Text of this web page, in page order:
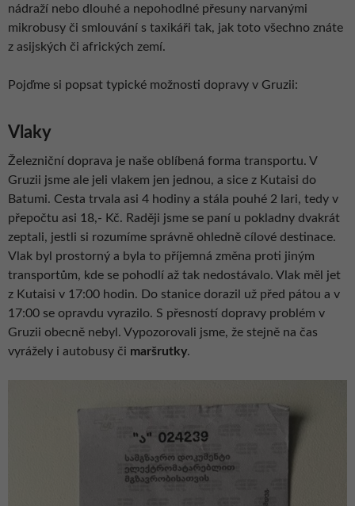
nádraží nebo dlouhé a nepohodlné přesuny narvanými
mikrobusy či smlouvání s taxikáři tak, jak toto všechno znáte
z asijských či afrických zemí.
Pojďme si popsat typické možnosti dopravy v Gruzii:
Vlaky
Železniční doprava je naše oblíbená forma transportu. V
Gruzii jsme ale jeli vlakem jen jednou, a sice z Kutaisi do
Batumi. Cesta trvala asi 4 hodiny a stála pouhé 2 lari, tedy v
přepočtu asi 18,- Kč. Raději jsme se paní u pokladny dvakrát
zeptali, jestli si rozumíme správně ohledně cílové destinace.
Vlak byl prostorný a byla to příjemná změna proti jiným
transportům, kde se pohodlí až tak nedostávalo. Vlak měl jet
z Kutaisi v 17:00 hodin. Do stanice dorazil už před pátou a v
17:00 se opravdu vyrazilo. S přesností dopravy problém v
Gruzii obecně nebyl. Vypozorovali jsme, že stejně na čas
vyrážely i autobusy či maršrutky.